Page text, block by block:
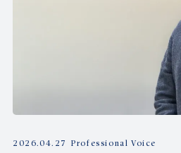
2026.04.27 Professional Voice